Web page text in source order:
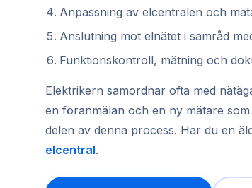
Anpassning av elcentralen och
Anslutning mot elnätet i samråd
Funktionskontroll, mätning och
Elektrikern samordnar ofta med
en föranmälan och en ny mätare
delen av denna process. Har du en
elcentral.